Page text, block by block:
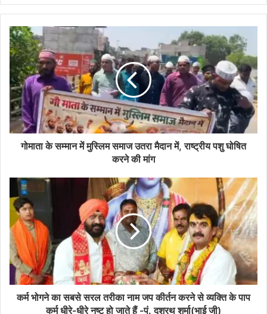
गोमाता के सम्मान में मुस्लिम समाज उतरा मैदान में, राष्ट्रीय पशु घोषित
करने की मांग
कर्म भोगने का सबसे सरल तरीका नाम जप कीर्तन करने से व्यक्ति के पाप
कर्म धीरे-धीरे नष्ट हो जाते हैं -पं. दशरथ शर्मा(भाई जी)